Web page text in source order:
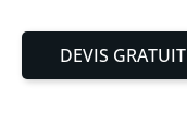
DEVIS GRATUIT